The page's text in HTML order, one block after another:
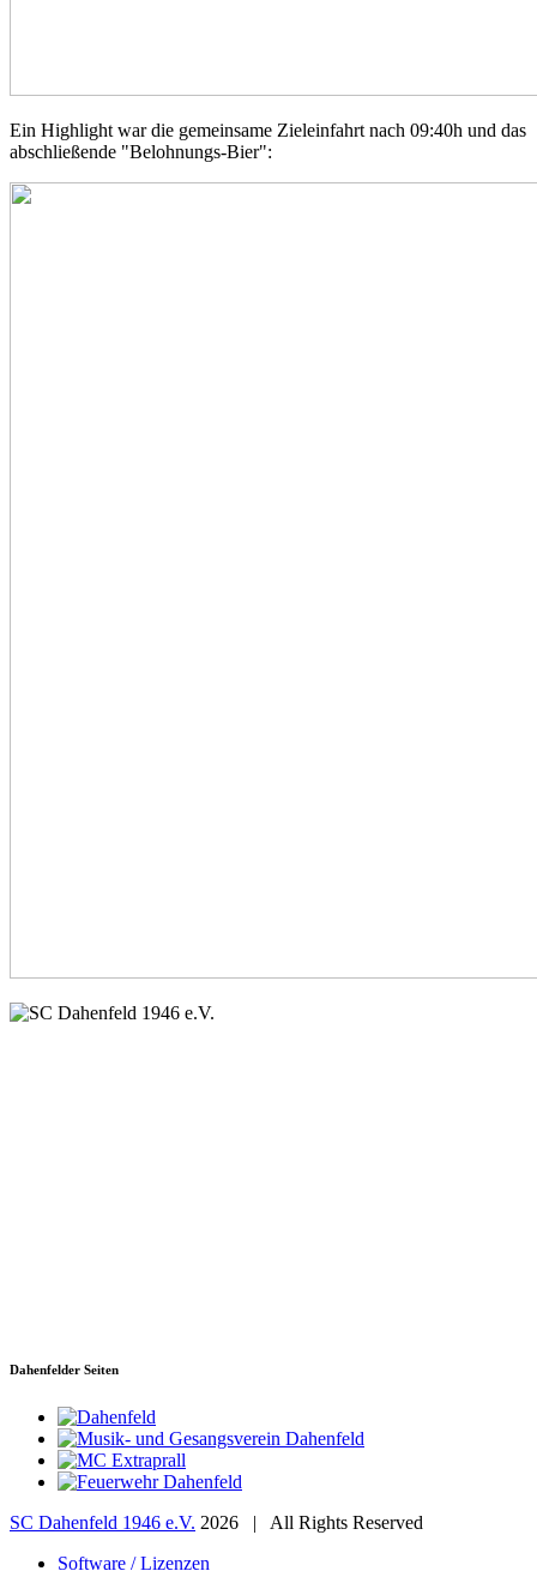
Ein Highlight war die gemeinsame Zieleinfahrt nach 09:40h und das
abschließende "Belohnungs-Bier":
Dahenfelder Seiten
SC Dahenfeld 1946 e.V. 2026 | All Rights Reserved
Software / Lizenzen